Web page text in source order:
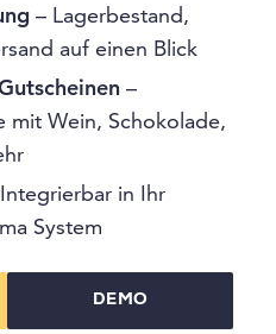
– Lagerbestand,
auf einen Blick
–
mit Wein, Schokolade,
in Ihr
System
DEMO